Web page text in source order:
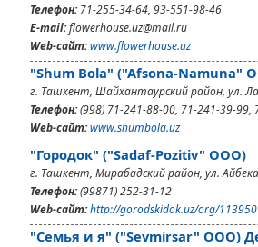
Телефон:71-255-34-64, 93-551-98-46
E-mail:flowerhouse.uz@mail.ru
Web-сайт:www.flowerhouse.uz
"Shum Bola" ("Afsona-Namuna"
г. Ташкент, Шайхантаурский район, ул.
Телефон:(998) 71-241-88-00, 71-241-39-99,
Web-сайт:www.shumbola.uz
"Городок" ("Sadaf-Pozitiv" ООО)
г. Ташкент, Мирабадский район, ул.
Телефон:(99871) 252-31-12
Web-сайт:http://gorodskidok.uz/org/113950
"Семья и я" ("Sevmirsar" ООО)